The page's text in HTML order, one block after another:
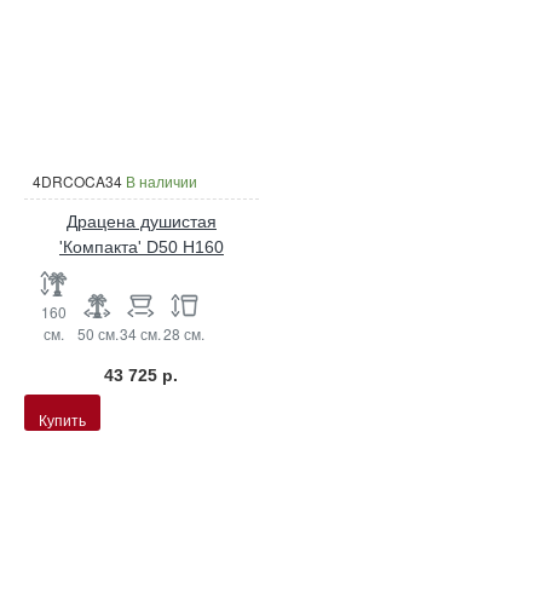
4DRCOCA34 В наличии
Драцена душистая
'Компакта' D50 H160
160
см.
50 см.34 см.28 см.
43 725 р.
Купить